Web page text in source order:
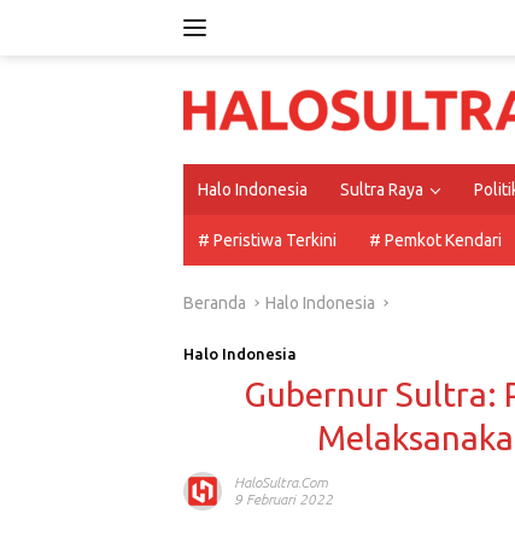
Halo Indonesia Sultra Raya
# Peristiwa Terkini # Pemkot Kendari
Beranda Halo Indonesia
Halo Indonesia
Gubernur Sultra:
HaloSultra.com
9 Februari 2022